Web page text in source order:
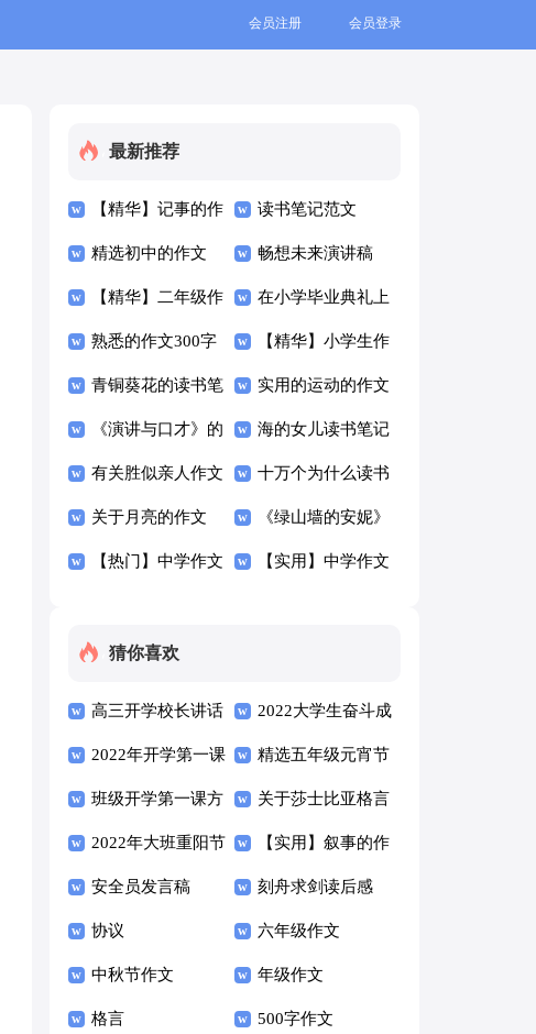
会员登录
会员注册
最新推荐
【精华】记事的作
文300字三篇
读书笔记范文
精选初中的作文
300字汇编七篇
畅想未来演讲稿
【精华】二年级作
文300字锦集9篇
在小学毕业典礼上
的讲话稿(汇编15
篇)
熟悉的作文300字
四篇
【精华】小学生作
文300字汇总5篇
青铜葵花的读书笔
记
实用的运动的作文
300字集合8篇
《演讲与口才》的
读书笔记
海的女儿读书笔记
有关胜似亲人作文
300字汇总8篇
十万个为什么读书
笔记
关于月亮的作文
300字合集五篇
《绿山墙的安妮》
读书笔记
【热门】中学作文 【实用】中学作文
猜你喜欢
高三开学校长讲话
稿（通用5篇）
2022大学生奋斗成
就梦想开学第一课
心得感悟（精选18
篇）
2022年开学第一课
学生心得（通用17
篇）
精选五年级元宵节
的作文七篇
班级开学第一课方
案（通用5篇）
关于莎士比亚格言
语录大全50句
2022年大班重阳节
方案范文（通用9
篇）
【实用】叙事的作
文300字8篇
安全员发言稿 刻舟求剑读后感
协议 六年级作文
中秋节作文 年级作文
格言 500字作文